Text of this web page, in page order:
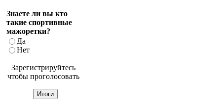
Знаете ли вы кто
такие спортивные
мажоретки?
Да
Нет
Зарегистрируйтесь
чтобы проголосовать